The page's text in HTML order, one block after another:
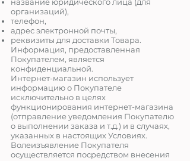
организаций),
телефон,
адрес электронной почты,
реквизиты для доставки Товара.
Информация, предоставленная
Покупателем, является
конфиденциальной.
Интернет-магазин использует
информацию о Покупателе
исключительно в целях
функционирования интернет-магазина
(отправление уведомления Покупателю
о выполнении заказа и т.д.) и в случаях,
указанных в настоящих Условиях.
Волеизъявление Покупателя
осуществляется посредством внесения